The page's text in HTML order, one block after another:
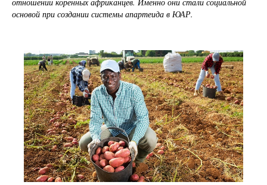
основой при создании системы апартеида в ЮАР.